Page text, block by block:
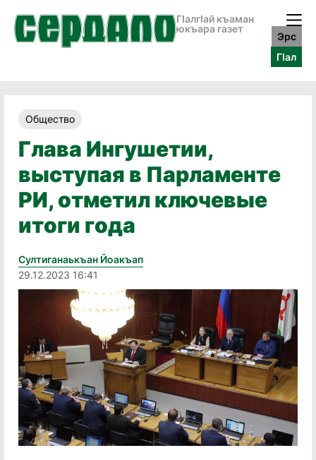
ГӀалгӀай къаман
юкъара газет
Эрс
ГӀал
Общество
Глава Ингушетии,
выступая в Парламенте
РИ, отметил ключевые
итоги года
Султиганаькъан Йоакъап
29.12.2023 16:41